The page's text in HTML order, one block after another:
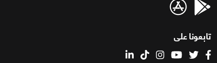
تابعونا على